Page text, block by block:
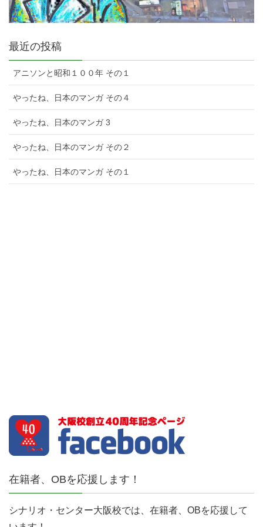
最近の投稿
アニソンと昭和１００年 その１
やったね、日本のマンガ その４
やったね、日本のマンガ 3
やったね、日本のマンガ その２
やったね、日本のマンガ その１
在籍者、OBを応援します！
シナリオ・センター大阪校では、在籍者、OBを応援して